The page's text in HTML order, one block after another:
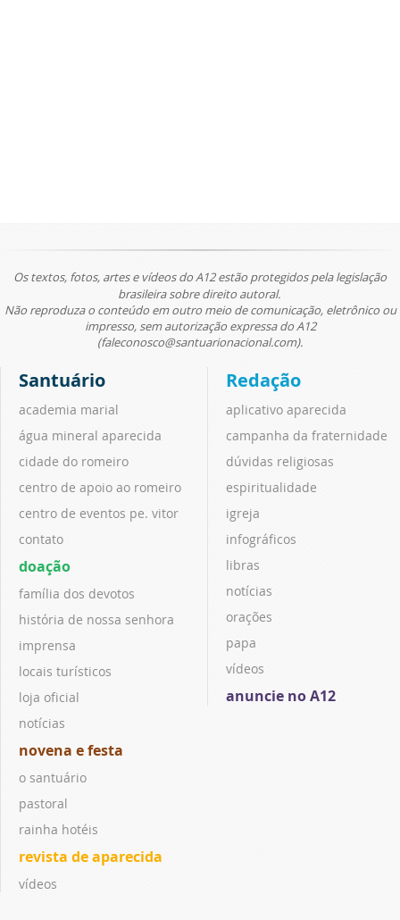
Os textos, fotos, artes e vídeos do A12 estão protegidos pela legislação
brasileira sobre direito autoral.
Não reproduza o conteúdo em outro meio de comunicação, eletrônico ou
impresso, sem autorização expressa do A12
(faleconosco@santuarionacional.com).
Santuário
academia marial
água mineral aparecida
cidade do romeiro
centro de apoio ao romeiro
centro de eventos pe. vitor
contato
doação
família dos devotos
história de nossa senhora
imprensa
locais turísticos
loja oficial
notícias
novena e festa
o santuário
pastoral
rainha hotéis
revista de aparecida
vídeos
Redação
aplicativo aparecida
campanha da fraternidade
dúvidas religiosas
espiritualidade
igreja
infográficos
libras
notícias
orações
papa
vídeos
anuncie no A12